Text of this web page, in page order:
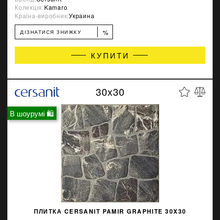
Колекція:Kamaro
Країна-виробник:Украина
ДІЗНАТИСЯ ЗНИЖКУ %
КУПИТИ
В шоурумі 🛍
30x30
ПЛИТКА CERSANIT PAMIR GRAPHITE 30X30